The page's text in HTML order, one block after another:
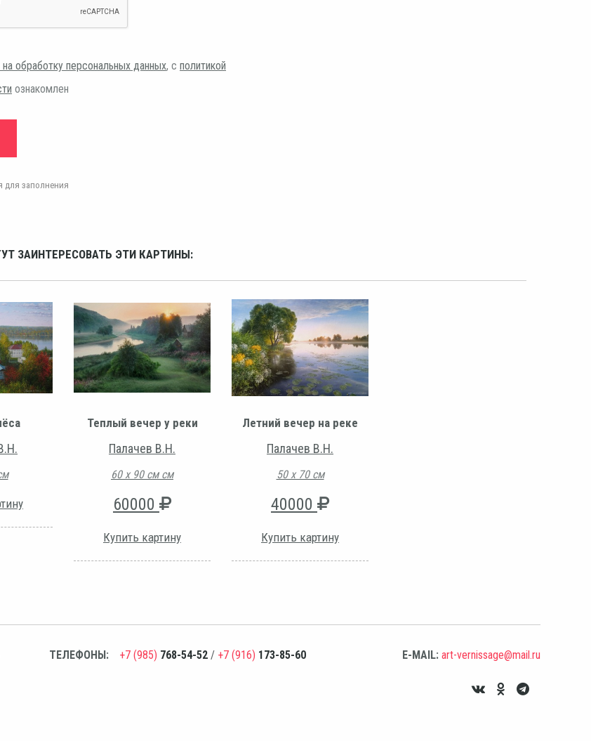
на обработку персональных данных, с политикой
ознакомлен
для заполнения
ЗАИНТЕРЕСОВАТЬ ЭТИ КАРТИНЫ:
Теплый вечер у реки
Палачев В.Н.
60 х 90 см см
60000
Купить картину
Летний вечер на реке
Палачев В.Н.
50 х 70 см
40000
Купить картину
ТЕЛЕФОНЫ: +7 (985) 768-54-52 / +7 (916) 173-85-60 E-MAIL: art-vernissage@mail.ru